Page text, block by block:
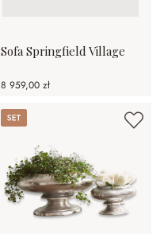
Sofa Springfield Village
8 959,00 zł
Set